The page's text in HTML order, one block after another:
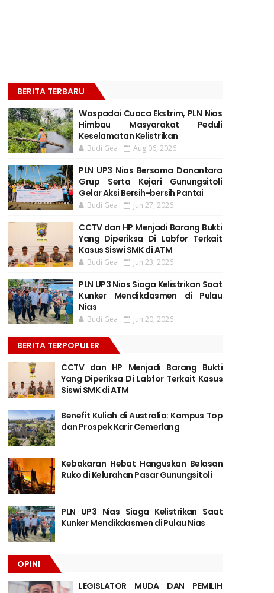
BERITA TERBARU
Waspadai Cuaca Ekstrim, PLN Nias
Himbau Masyarakat Peduli
Keselamatan Kelistrikan
Budi Gea Aug 06, 2026
PLN UP3 Nias Bersama Danantara
Grup Serta Kejari Gunungsitoli
Gelar Aksi Bersih-bersih Pantai
Budi Gea Jun 27, 2026
CCTV dan HP Menjadi Barang Bukti
Yang Diperiksa Di Labfor Terkait
Kasus Siswi SMK di ATM
Budi Gea Jun 23, 2026
PLN UP3 Nias Siaga Kelistrikan Saat
Kunker Mendikdasmen di Pulau
Nias
Budi Gea Jun 20, 2026
BERITA TERPOPULER
CCTV dan HP Menjadi Barang Bukti
Yang Diperiksa Di Labfor Terkait Kasus
Siswi SMK di ATM
Benefit Kuliah di Australia: Kampus Top
dan Prospek Karir Cemerlang
Kebakaran Hebat Hanguskan Belasan
Ruko di Kelurahan Pasar Gunungsitoli
PLN UP3 Nias Siaga Kelistrikan Saat
Kunker Mendikdasmen di Pulau Nias
OPINI
LEGISLATOR MUDA DAN PEMILIH